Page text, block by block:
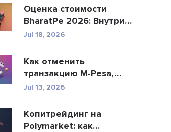
Оценка стоимости
BharatPe 2026: Внутри
фин...
Jul 18, 2026
Как отменить
транзакцию M-Pesa,
отправ�...
Jul 13, 2026
Копитрейдинг на
Polymarket: как